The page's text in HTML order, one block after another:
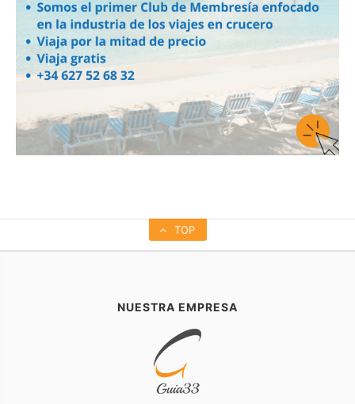
TOP
NUESTRA EMPRESA